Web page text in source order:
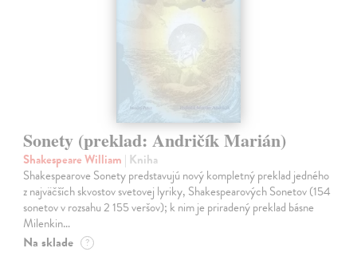
Sonety (preklad: Andričík Marián)
Shakespeare William | Kniha
Shakespearove Sonety predstavujú nový kompletný preklad jedného
z najväčších skvostov svetovej lyriky, Shakespearových Sonetov (154
sonetov v rozsahu 2 155 veršov); k nim je priradený preklad básne
Milenkin…
Na sklade ?